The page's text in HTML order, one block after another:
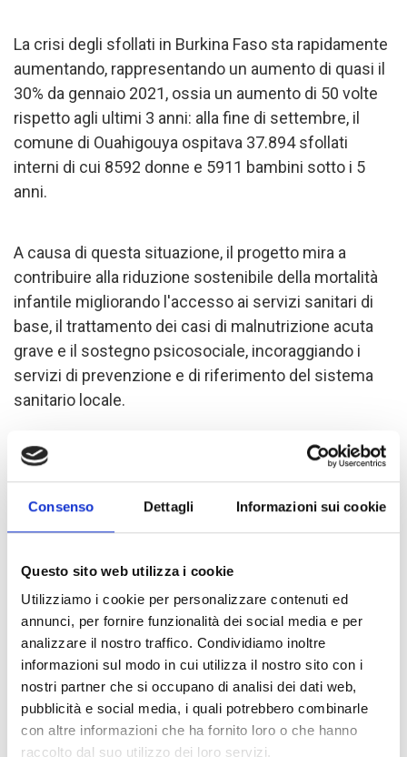
Consenso Dettagli Informazioni sui cookie
Questo sito web utilizza i cookie
Utilizziamo i cookie per personalizzare contenuti ed
annunci, per fornire funzionalità dei social media e per
analizzare il nostro traffico. Condividiamo inoltre
informazioni sul modo in cui utilizza il nostro sito con i
nostri partner che si occupano di analisi dei dati web,
pubblicità e social media, i quali potrebbero combinarle
con altre informazioni che ha fornito loro o che hanno
raccolto dal suo utilizzo dei loro servizi.
La crisi degli sfollati in Burkina Faso sta rapidamente
aumentando, rappresentando un aumento di quasi il
30% da gennaio 2021, ossia un aumento di 50 volte
rispetto agli ultimi 3 anni: alla fine di settembre, il
comune di Ouahigouya ospitava 37.894 sfollati
interni di cui 8592 donne e 5911 bambini sotto i 5
anni.
A causa di questa situazione, il progetto mira a
contribuire alla riduzione sostenibile della mortalità
infantile migliorando l'accesso ai servizi sanitari di
base, il trattamento dei casi di malnutrizione acuta
grave e il sostegno psicosociale, incoraggiando i
servizi di prevenzione e di riferimento del sistema
sanitario locale.
Il progetto ha una struttura specifica di intervento: i
primi mesi sono dedicati all'allestimento di attività
preliminari per la sensibilizzazione della comunità, le
campagne di prevenzione precoce sulla
prodotti igienici e attrezzature mediche. In dettaglio,
il progetto opererà su due fronti: nutrizione e
protezione. Queste componenti sono destinate ad
essere implementate in sinergia, permettendo di
integrare la protezione in tutte le attività del progetto.
I risultati attesi riguardano un miglioramento dei